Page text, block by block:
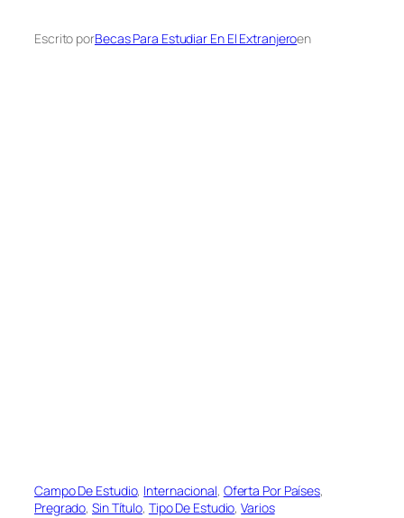
Escrito porBecas Para Estudiar En El Extranjeroen
Campo De Estudio, Internacional, Oferta Por Países
Pregrado, Sin Título, Tipo De Estudio, Varios